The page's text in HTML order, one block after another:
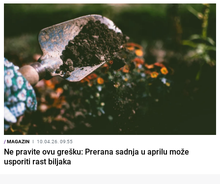
/MAGAZIN I 10.04.26. 09:55
Ne pravite ovu grešku: Prerana sadnja u aprilu može
usporiti rast biljaka